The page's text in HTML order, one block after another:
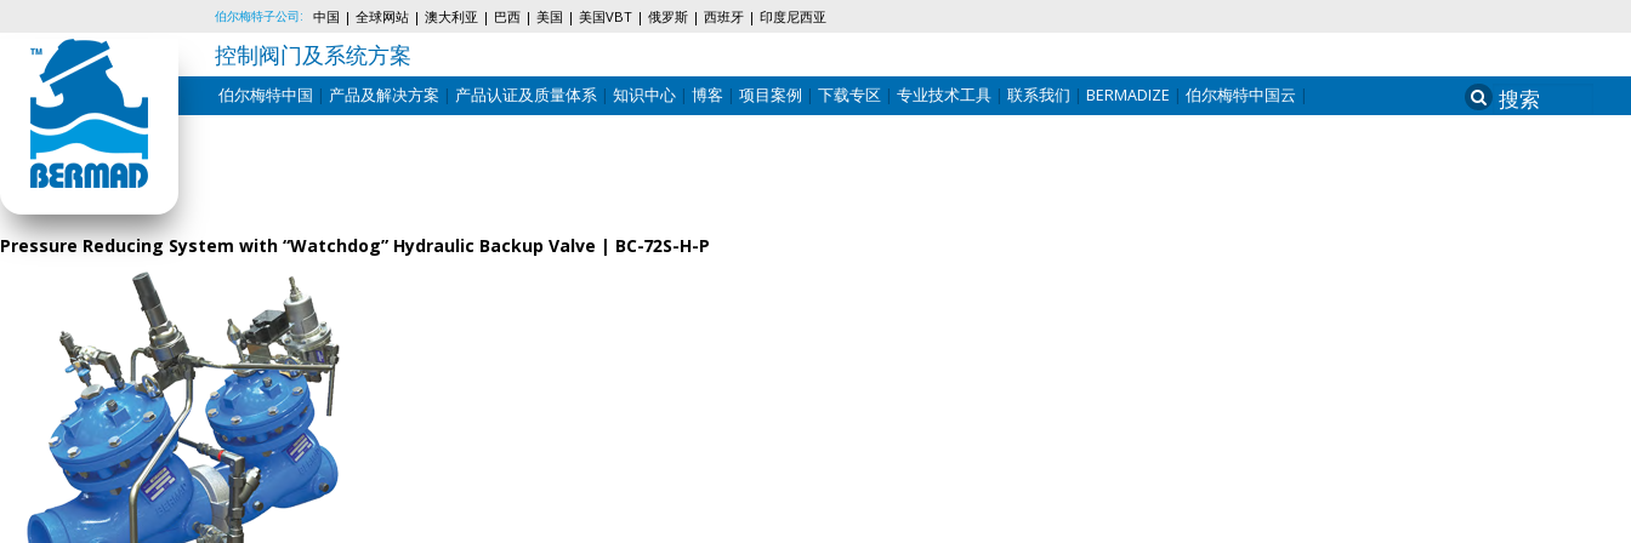
Skip
content
伯尔梅特子公司: 中国 全球网站 澳大利亚 巴西 美国 美国VBT 俄罗斯 西班牙 印度尼西亚
控制阀门及系统方案
伯尔梅特中国 产品及解决方案 产品认证及质量体系 知识中心 博客 项目案例 下载专区 专业技术工具 联系我们 BERMADIZE 伯尔梅特中国云 Search
for:
Pressure Reducing System with “Watchdog” Hydraulic Backup Valve | BC-72S-H-P